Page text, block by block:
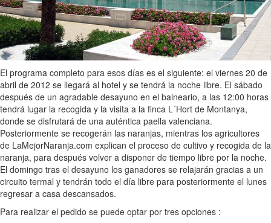
El programa completo para esos días es el siguiente: el viernes 20 de
abril de 2012 se llegará al hotel y se tendrá la noche libre. El sábado
después de un agradable desayuno en el balneario, a las 12:00 horas
tendrá lugar la recogida y la visita a la finca L´Hort de Montanya,
donde se disfrutará de una auténtica paella valenciana.
Posteriormente se recogerán las naranjas, mientras los agricultores
de LaMejorNaranja.com explican el proceso de cultivo y recogida de la
naranja, para después volver a disponer de tiempo libre por la noche.
El domingo tras el desayuno los ganadores se relajarán gracias a un
circuito termal y tendrán todo el día libre para posteriormente el lunes
regresar a casa descansados.
Para realizar el pedido se puede optar por tres opciones :